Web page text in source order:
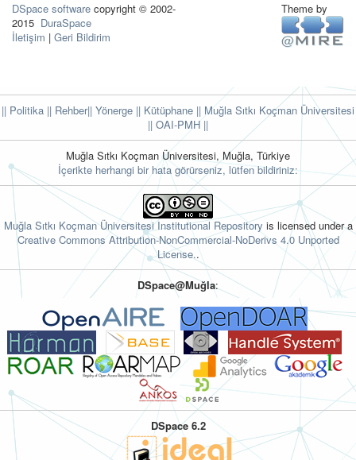
DSpace software copyright © 2002-
2015 DuraSpace
İletişim | Geri Bildirim
Theme by
|| Politika || Rehber|| Yönerge || Kütüphane || Muğla Sıtkı Koçman Üniversitesi
|| OAI-PMH ||
Muğla Sıtkı Koçman Üniversitesi, Muğla, Türkiye
İçerikte herhangi bir hata görürseniz, lütfen bildiriniz:
Muğla Sıtkı Koçman Üniversitesi Institutional Repository is licensed under a
Creative Commons Attribution-NonCommercial-NoDerivs 4.0 Unported
License..
DSpace@Muğla:
DSpace 6.2